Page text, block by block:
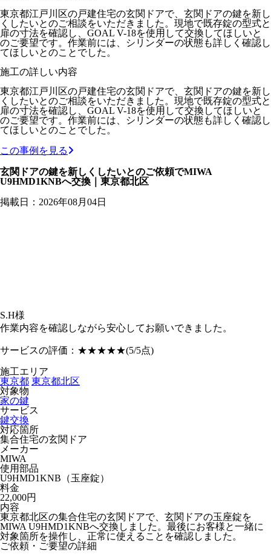
東京都江戸川区の戸建住宅の玄関ドアで、玄関ドアの鍵を新し
くしたいとのご相談をいただきました。現地で既存錠の型式と
扉の寸法を確認し、GOAL V-18を使用して交換してほしいと
のご要望です。作業前には、シリンダーの状態も詳しく確認し
てほしいとのことでした。
施工の詳しい内容
東京都江戸川区の戸建住宅の玄関ドアで、玄関ドアの鍵を新し
くしたいとのご相談をいただきました。現地で既存錠の型式と
扉の寸法を確認し、GOAL V-18を使用して交換してほしいと
のご要望です。作業前には、シリンダーの状態も詳しく確認し
てほしいとのことでした。
この事例を見る
玄関ドアの鍵を新しくしたいとのご依頼でMIWA
U9HMD1KNBへ交換｜東京都北区
掲載日：2026年08月04日
S.H様
作業内容を確認しながら安心してお願いできました。
サービスの評価： ★★★★★(5/5点)
施工エリア
東京都 東京都北区
対象物
家の鍵
サービス
鍵交換
対応箇所
集合住宅の玄関ドア
メーカー
MIWA
使用部品
U9HMD1KNB（玉座錠）
料金
22,000円
内容
東京都北区の集合住宅の玄関ドアで、玄関ドアの玉座錠を
MIWA U9HMD1KNBへ交換しました。最後にお客様と一緒に
対象箇所を操作し、正常に使えることを確認しました。
ご依頼・ご要望の詳細